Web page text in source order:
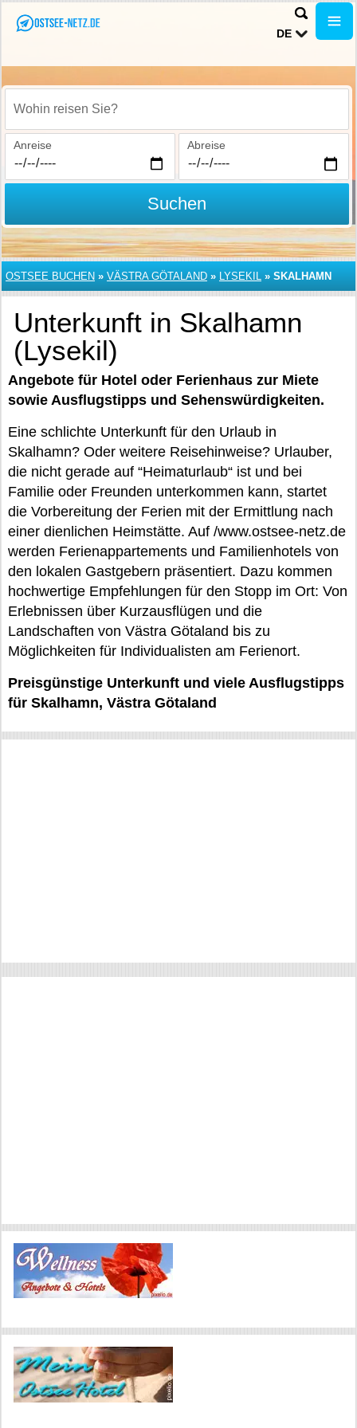
DE
Wohin reisen Sie?
Anreise Abreise
Suchen
OSTSEE BUCHEN » VÄSTRA GÖTALAND » LYSEKIL » SKALHAMN
Unterkunft in Skalhamn
(Lysekil)
Angebote für Hotel oder Ferienhaus zur Miete
sowie Ausflugstipps und Sehenswürdigkeiten.
Eine schlichte Unterkunft für den Urlaub in
Skalhamn? Oder weitere Reisehinweise? Urlauber,
die nicht gerade auf “Heimaturlaub“ ist und bei
Familie oder Freunden unterkommen kann, startet
die Vorbereitung der Ferien mit der Ermittlung nach
einer dienlichen Heimstätte. Auf /www.ostsee-netz.de
werden Ferienappartements und Familienhotels von
den lokalen Gastgebern präsentiert. Dazu kommen
hochwertige Empfehlungen für den Stopp im Ort: Von
Erlebnissen über Kurzausflügen und die
Landschaften von Västra Götaland bis zu
Möglichkeiten für Individualisten am Ferienort.
Preisgünstige Unterkunft und viele Ausflugstipps
für Skalhamn, Västra Götaland